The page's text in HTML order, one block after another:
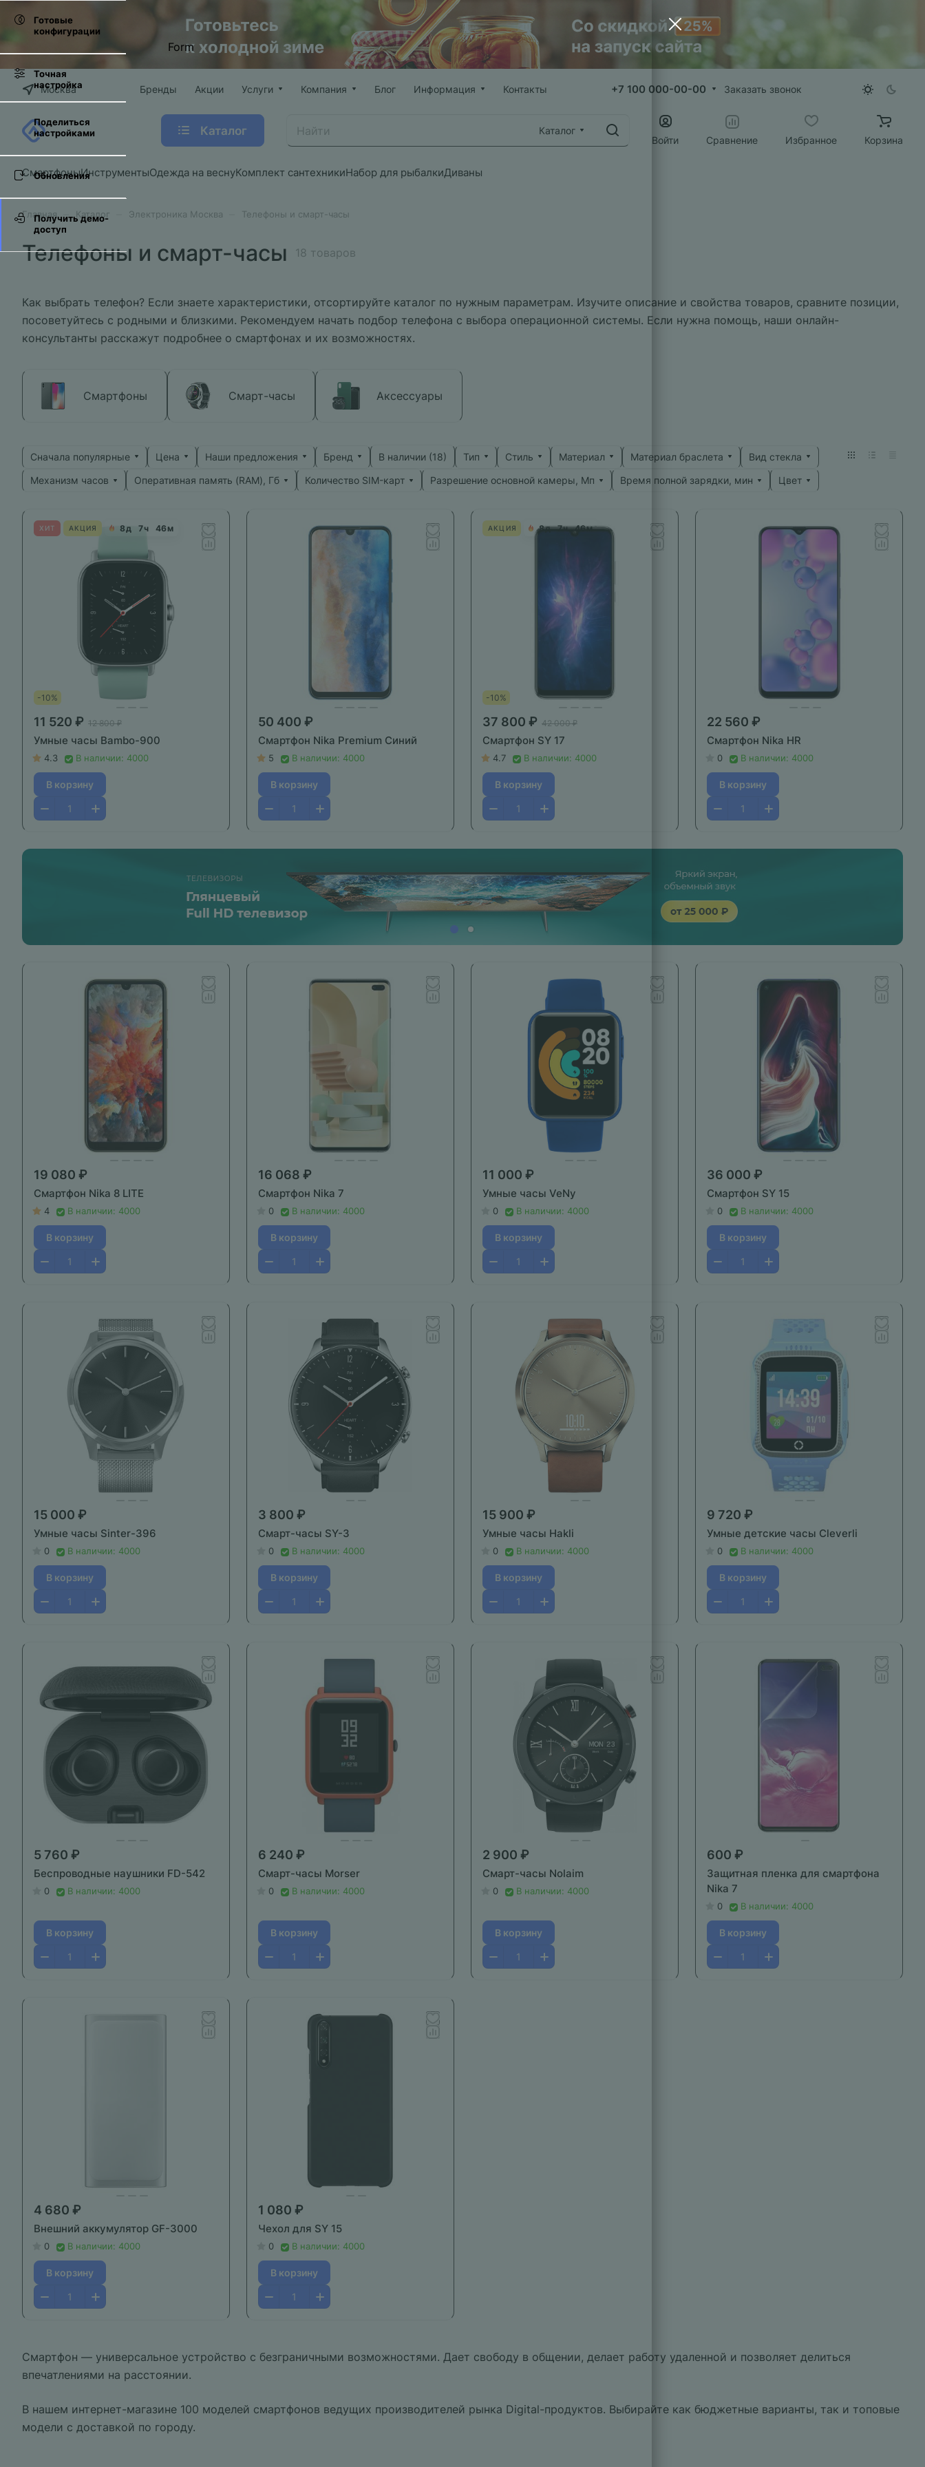
Москва Бренды Акции Услуги Компания Блог Информация Контакты +7 100 000-00-00 Заказать звонок
Каталог
Каталог
Войти
Сравнение Избранное Корзина
СмартфоныИнструментыОдежда на веснуКомплект сантехникиНабор для рыбалкиДиваны
Главная – Каталог Электроника Москва Телефоны и смарт-часы
Телефоны и смарт-часы 18 товаров
Как выбрать телефон? Если знаете характеристики, отсортируйте каталог по нужным параметрам. Изучите описание и свойства товаров, сравните позиции,
посоветуйтесь с родными и близкими. Рекомендуем начать подбор телефона с выбора операционной системы. Если нужна помощь, наши онлайн-
консультанты расскажут подробнее о смартфонах и их возможностях.
Смартфоны Смарт-часы Аксессуары
Сначала популярные Цена Наши предложения Бренд В наличии (18) Тип Стиль Материал Материал браслета Вид стекла
Механизм часов Оперативная память (RAM), Гб Количество SIM-карт Разрешение основной камеры, Мп Время полной зарядки, мин Цвет
ХИТ АКЦИЯ 8д 7ч 46 м
-10%
11 520 ₽ 12 800 ₽
Умные часы Bambo-900
4.3 В наличии: 4000
В корзину
50 400 ₽
Смартфон Nika Premium Синий
5 В наличии: 4000
В корзину
АКЦИЯ 8д 7ч 46м
-10%
37 800 ₽ 42 000 ₽
Смартфон SY 17
4.7 В наличии: 4000
В корзину
22 560 ₽
Смартфон Nika HR
0 В наличии: 4000
В корзину
19 080 ₽
Смартфон Nika 8 LITE
4 В наличии: 4000
В корзину
16 068 ₽
Смартфон Nika 7
0 В наличии: 4000
В корзину
11 000 ₽
Умные часы VeNy
0 В наличии: 4000
В корзину
36 000 ₽
Смартфон SY 15
0 В наличии: 4000
В корзину
15 000 ₽
Умные часы Sinter-396
0 В наличии: 4000
В корзину
3 800 ₽
Смарт-часы SY-3
0 В наличии: 4000
В корзину
15 900 ₽
Умные часы Hakli
0 В наличии: 4000
В корзину
9 720 ₽
Умные детские часы Cleverli
0 В наличии: 4000
В корзину
5 760 ₽
Беспроводные наушники FD-542
0 В наличии: 4000
В корзину
6 240 ₽
Смарт-часы Morser
0 В наличии: 4000
В корзину
2 900 ₽
Смарт-часы Nolaim
0 В наличии: 4000
В корзину
600 ₽
Защитная пленка для смартфона
Nika 7
0 В наличии: 4000
В корзину
4 680 ₽
Внешний аккумулятор GF-3000
0 В наличии: 4000
В корзину
1 080 ₽
Чехол для SY 15
0 В наличии: 4000
В корзину
Смартфон — универсальное устройство с безграничными возможностями. Дает свободу в общении, делает работу удаленной и позволяет делиться
впечатлениями на расстоянии.
В нашем интернет-магазине 100 моделей смартфонов ведущих производителей рынка Digital-продуктов. Выбирайте как бюджетные варианты, так и топовые
модели с доставкой по городу.
Готовые
конфигурации
Точная
настройка
Поделиться
настройками
Обновления
Получить демо-
доступ
Form